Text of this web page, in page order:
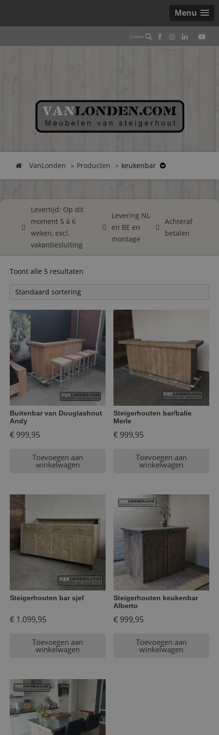
Menu
VanLonden Producten keukenbar
Levertijd: Op dit
moment 5 á 6
weken, excl.
vakantiesluiting
Levering NL
en BE en
montage
Achteraf
betalen
Toont alle 5 resultaten
Buitenbar van Douglashout
Andy
€ 999,95
Toevoegen aan
winkelwagen
Steigerhouten bar/balie
Merle
€ 999,95
Toevoegen aan
winkelwagen
Steigerhouten bar sjef
€ 1.099,95
Toevoegen aan
winkelwagen
Steigerhouten keukenbar
Alberto
€ 999,95
Toevoegen aan
winkelwagen